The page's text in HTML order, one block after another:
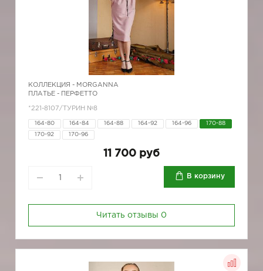
КОЛЛЕКЦИЯ - MORGANNA
ПЛАТЬЕ - ПЕРФЕТТО
*221-8107/ТУРИН №8
164-80 164-84 164-88 164-92 164-96 170-88
170-92 170-96
11 700 руб
В корзину
Читать отзывы 0